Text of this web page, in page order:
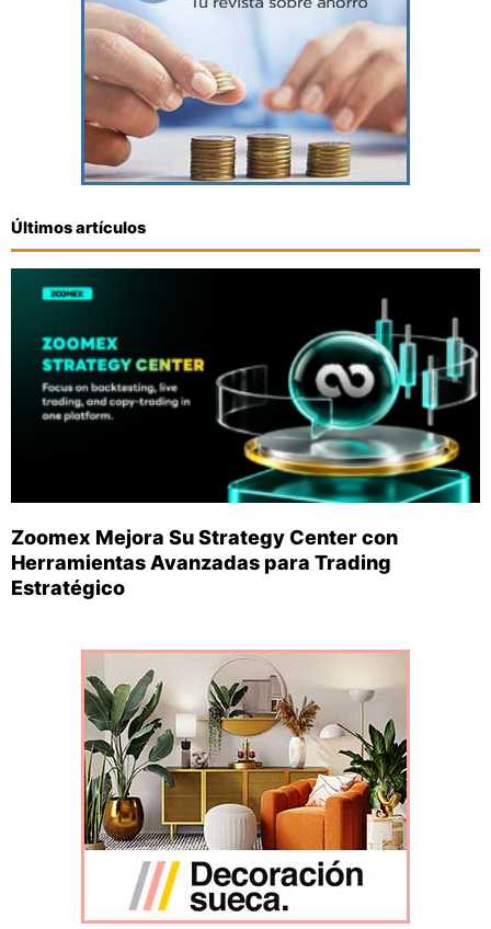
Últimos artículos
Zoomex Mejora Su Strategy Center con
Herramientas Avanzadas para Trading
Estratégico